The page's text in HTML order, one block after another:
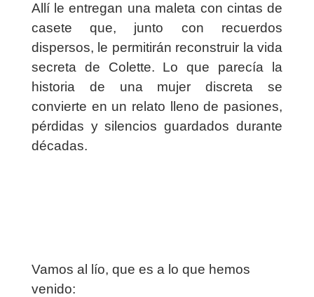
Allí le entregan una maleta con cintas de
casete que, junto con recuerdos
dispersos, le permitirán reconstruir la vida
secreta de Colette. Lo que parecía la
historia de una mujer discreta se
convierte en un relato lleno de pasiones,
pérdidas y silencios guardados durante
décadas.
Vamos al lío, que es a lo que hemos
venido: